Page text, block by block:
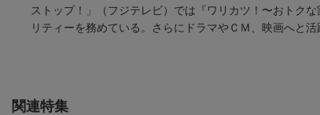
ストップ！」（フジテレビ）では『ワリカツ！〜おトク
リティーを務めている。さらにドラマやＣＭ、映画へと
関連特集